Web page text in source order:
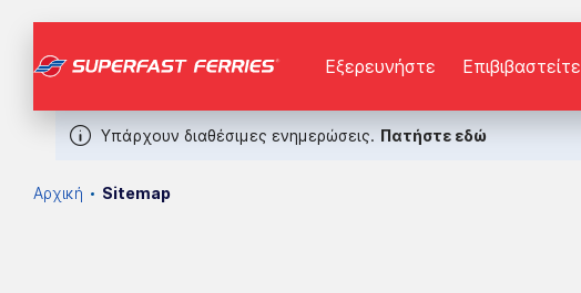
Υπάρχουν διαθέσιμες ενημερώσεις. Πατήστε εδώ
Εξερευνήστε Επιβιβαστείτε
Αρχική Sitemap